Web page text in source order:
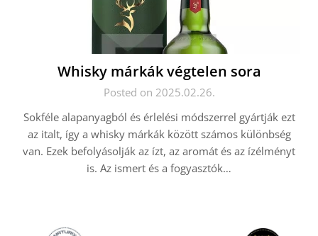
Whisky márkák végtelen sora
Posted on 2025.02.26.
Sokféle alapanyagból és érlelési módszerrel gyártják ezt
az italt, így a whisky márkák között számos különbség
van. Ezek befolyásolják az ízt, az aromát és az ízélményt
is. Az ismert és a fogyasztók…